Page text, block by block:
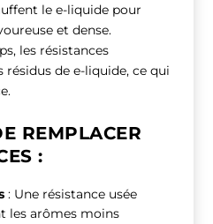
le e-liquide pour
et dense.
les résistances
résidus de e-liquide, ce qui
REMPLACER
:
: Une résistance usée
les arômes moins